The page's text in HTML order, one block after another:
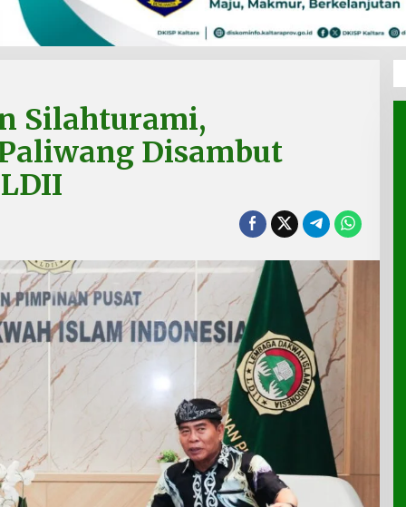
Silahturami,
Disambut